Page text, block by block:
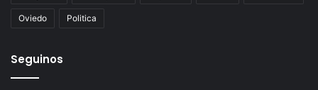
Oviedo Politica
Seguinos